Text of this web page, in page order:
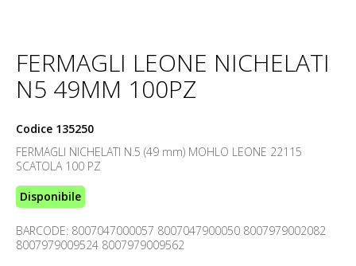
FERMAGLI LEONE NICHELATI
N5 49MM 100PZ
Codice 135250
FERMAGLI NICHELATI N.5 (49 mm) MOHLO LEONE 22115
SCATOLA 100 PZ
Disponibile
BARCODE: 8007047000057 8007047900050 8007979002082
8007979009524 8007979009562